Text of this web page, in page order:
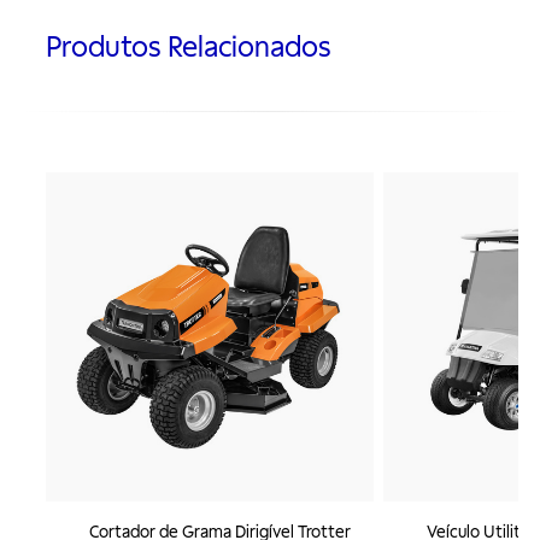
Produtos Relacionados
Cortador de Grama Dirigível Trotter
Veículo